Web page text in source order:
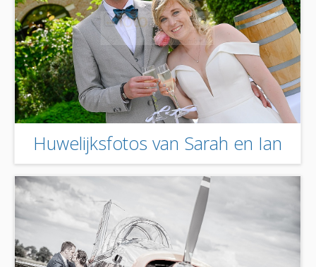
Huwelijksfotos van Sarah en Ian